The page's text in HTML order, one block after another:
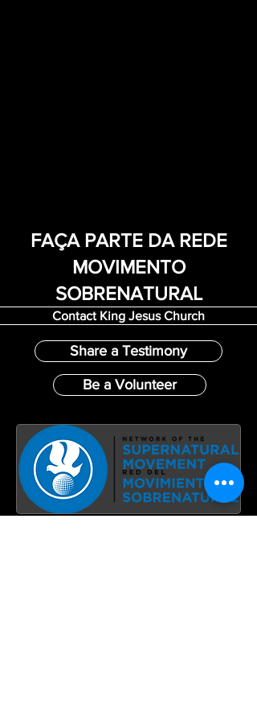
FAÇA PARTE DA REDE
MOVIMENTO
SOBRENATURAL
Contact King Jesus Church
Share a Testimony
Be a Volunteer